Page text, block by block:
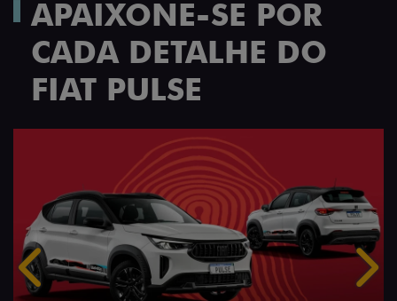
APAIXONE-SE POR
CADA DETALHE DO
FIAT PULSE
Anterior